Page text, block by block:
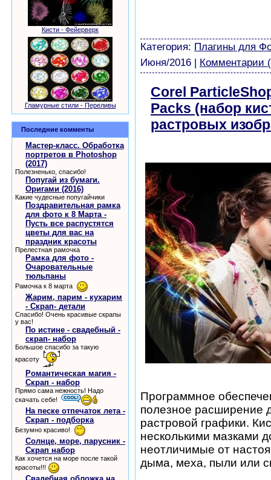
Кисти - Фейерверк
Гламурные стили - Переливы
Последние комменты
Мастер-класс. Обработка
портретов в Photoshop
(2017)
Полезненько, спасибо!
Попугай из бумаги.
Оригами (2016)
Какие чудесные попугайчики
Поздравительная рамка
для фото к 8 Марта -
Пусть все распустятся
цветы для вас на
праздник красоты
Прелестная рамочка
Рамка для фото -
Очаровательные
тюльпаны
Рамочка к 8 марта
Жарим, парим - кухарим
- Скрап- детали
Спасибо! Очень красивые скрапы
у вас!
По истине - свадебный -
скрап- набор
Большое спасибо за такую
красоту
Романтическая магия -
Скрап - набор
Прямо сама нежность! Надо
скачать себе!
На песке отпечаток лета -
Скрап - подборка
Безумно красиво!
Солнце, море, парусник -
Скрап набор
Как хочется на море после такой
красоты!!!
Категория: Плагины для
Июня/2016
Комментарии
Corel
Packs (набор
растровых
Программное
полезное расширение
растровой графики.
несколькими мазками
неотличимые от
дыма, меха, пыли или